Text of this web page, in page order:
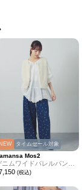
NEW タイムセール対象
Mos2
(税込)